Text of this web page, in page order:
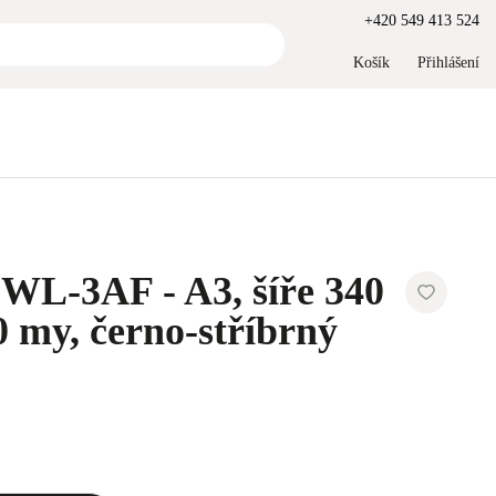
+420 549 413 524
Košík Přihlášení
3AF - A3, šíře 340
my, černo-stříbrný